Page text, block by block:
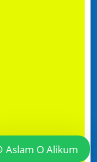
Aslam O Alikum